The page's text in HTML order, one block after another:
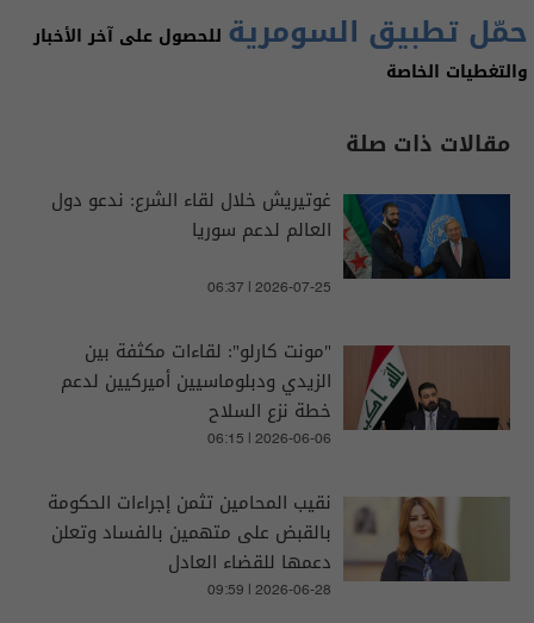
حمّل تطبيق السومرية للحصول على آخر الأخبار
والتغطيات الخاصة
مقالات ذات صلة
‏غوتيريش خلال لقاء الشرع: ندعو دول
العالم لدعم سوريا
06:37 | 2026-07-25
"مونت كارلو": لقاءات مكثفة بين
الزيدي ودبلوماسيين أميركيين لدعم
خطة نزع السلاح
06:15 | 2026-06-06
نقيب المحامين تثمن إجراءات الحكومة
بالقبض على متهمين بالفساد وتعلن
دعمها للقضاء العادل
09:59 | 2026-06-28